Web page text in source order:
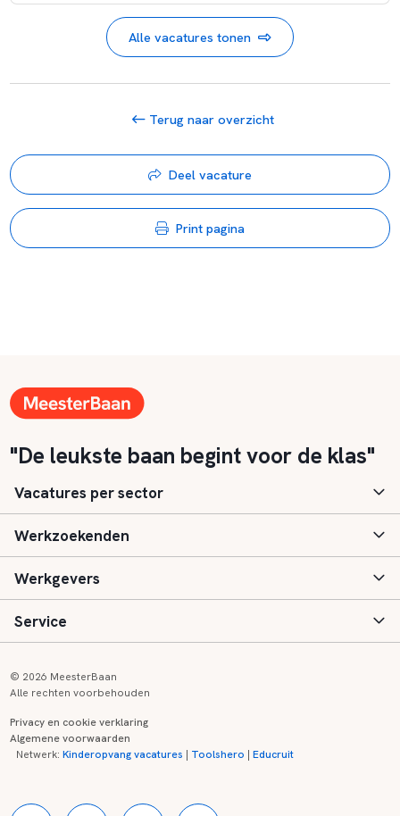
Alle vacatures tonen
Terug naar overzicht
Deel vacature
Print pagina
"De leukste baan begint voor de klas"
Vacatures per sector
Basisonderwijs
Speciaal (basis) onderwijs
Voortgezet onderwijs
Kinderopvang
Werkzoekenden
Aanmelden
Vacatures
Zij-instroom informatie
Werkgevers
Inloggen
Registreren
Service
Onderwijs links
© 2026 MeesterBaan
Alle rechten voorbehouden
Privacy en cookie verklaring
Algemene voorwaarden
Netwerk:Kinderopvang vacatures | Toolshero |Educruit